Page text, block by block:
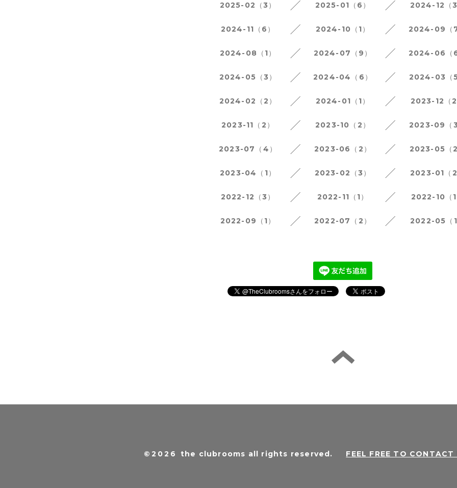
2025-02（3） 2025-01（6） 2024-12（3
2024-11（6） 2024-10（1） 2024-09（7
2024-08（1） 2024-07（9） 2024-06（6
2024-05（3） 2024-04（6） 2024-03（5
2024-02（2） 2024-01（1） 2023-12（2
2023-11（2） 2023-10（2） 2023-09（3
2023-07（4） 2023-06（2） 2023-05（2
2023-04（1） 2023-02（3） 2023-01（2
2022-12（3） 2022-11（1） 2022-10（1
2022-09（1） 2022-07（2） 2022-05（1
©2026 the clubrooms all rights reserved. FEEL FREE TO CONTACT